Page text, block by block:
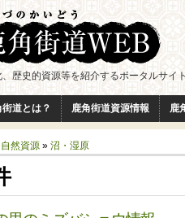
歴史的資源等を紹介するポータルサイト
街道とは？ 鹿角街道資源情報 鹿
自然資源 » 沼・湿原